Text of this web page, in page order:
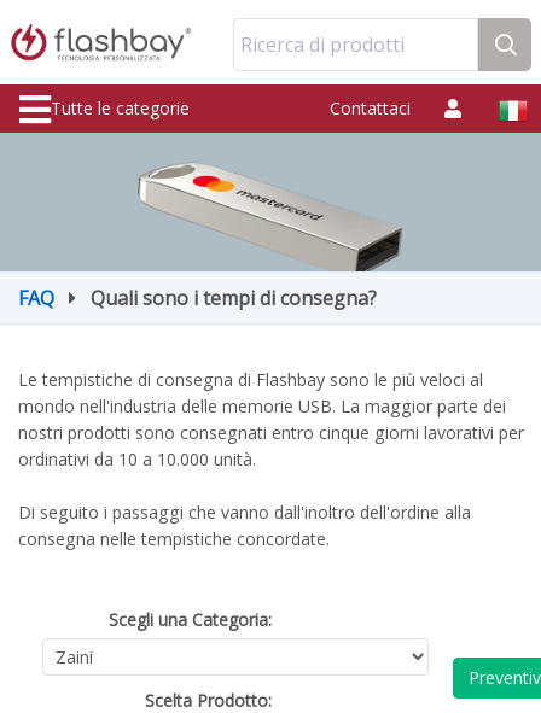
Ricerca di prodotti
Tutte le categorie Contattaci
FAQ Quali sono i tempi di consegna?
Le tempistiche di consegna di Flashbay sono le più veloci al
mondo nell'industria delle memorie USB. La maggior parte dei
nostri prodotti sono consegnati entro cinque giorni lavorativi per
ordinativi da 10 a 10.000 unità.
Di seguito i passaggi che vanno dall'inoltro dell'ordine alla
consegna nelle tempistiche concordate.
Scegli una Categoria:
Scelta Prodotto: